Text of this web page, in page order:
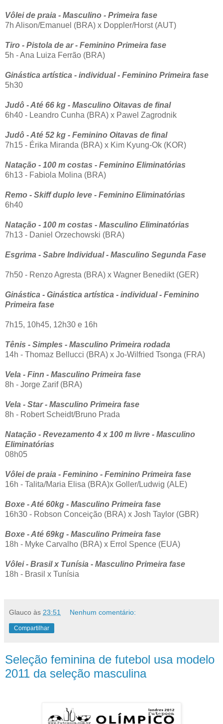
Vôlei de praia - Masculino - Primeira fase
7h Alison/Emanuel (BRA) x Doppler/Horst (AUT)
Tiro - Pistola de ar - Feminino Primeira fase
5h - Ana Luiza Ferrão (BRA)
Ginástica artística - individual - Feminino Primeira fase
5h30
Judô - Até 66 kg - Masculino Oitavas de final
6h40 - Leandro Cunha (BRA) x Pawel Zagrodnik
Judô - Até 52 kg - Feminino Oitavas de final
7h15 - Érika Miranda (BRA) x Kim Kyung-Ok (KOR)
Natação - 100 m costas - Feminino Eliminatórias
6h13 - Fabiola Molina (BRA)
Remo - Skiff duplo leve - Feminino Eliminatórias
6h40
Natação - 100 m costas - Masculino Eliminatórias
7h13 - Daniel Orzechowski (BRA)
Esgrima - Sabre Individual - Masculino Segunda Fase
7h50 - Renzo Agresta (BRA) x Wagner Benedikt (GER)
Ginástica - Ginástica artística - individual - Feminino
Primeira fase
7h15, 10h45, 12h30 e 16h
Tênis - Simples - Masculino Primeira rodada
14h - Thomaz Bellucci (BRA) x Jo-Wilfried Tsonga (FRA)
Vela - Finn - Masculino Primeira fase
8h - Jorge Zarif (BRA)
Vela - Star - Masculino Primeira fase
8h - Robert Scheidt/Bruno Prada
Natação - Revezamento 4 x 100 m livre - Masculino
Eliminatórias
08h05
Vôlei de praia - Feminino - Feminino Primeira fase
16h - Talita/Maria Elisa (BRA)x Goller/Ludwig (ALE)
Boxe - Até 60kg - Masculino Primeira fase
16h30 - Robson Conceição (BRA) x Josh Taylor (GBR)
Boxe - Até 69kg - Masculino Primeira fase
18h - Myke Carvalho (BRA) x Errol Spence (EUA)
Vôlei - Brasil x Tunísia - Masculino Primeira fase
18h - Brasil x Tunísia
Glauco às 23:51 Nenhum comentário:
Compartilhar
Seleção feminina de futebol usa modelo
2011 da seleção masculina